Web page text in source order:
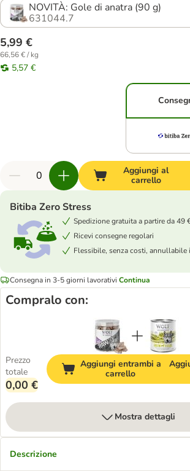
NOVITÀ: Gole di anatra (90 g)
631044.7
5,99 €
66,56 € / kg
5,57 €
Aggiungi al
carrello
Bitiba Zero Stress
Spedizione gratuita a partire da 49
Ricevi consegne regolari
Flessibile, senza costi, annullabile
Consegna in 3-5 giorni lavorativi Continua
Compralo con:
Prezzo
totale
0,00 €
Aggiungi entrambi a
carrello
Mostra dettagli
Descrizione